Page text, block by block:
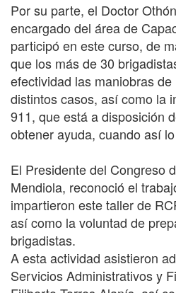
Por su parte, el Doctor
encargado del área de
participó en este curso, de
que los más de 30
efectividad las maniobras
distintos casos, así como la
911, que está a disposición
obtener ayuda, cuando así
El Presidente del Congreso
Mendiola, reconoció el
impartieron este taller de
así como la voluntad de
brigadistas.
A esta actividad asistieron
Servicios Administrativos y